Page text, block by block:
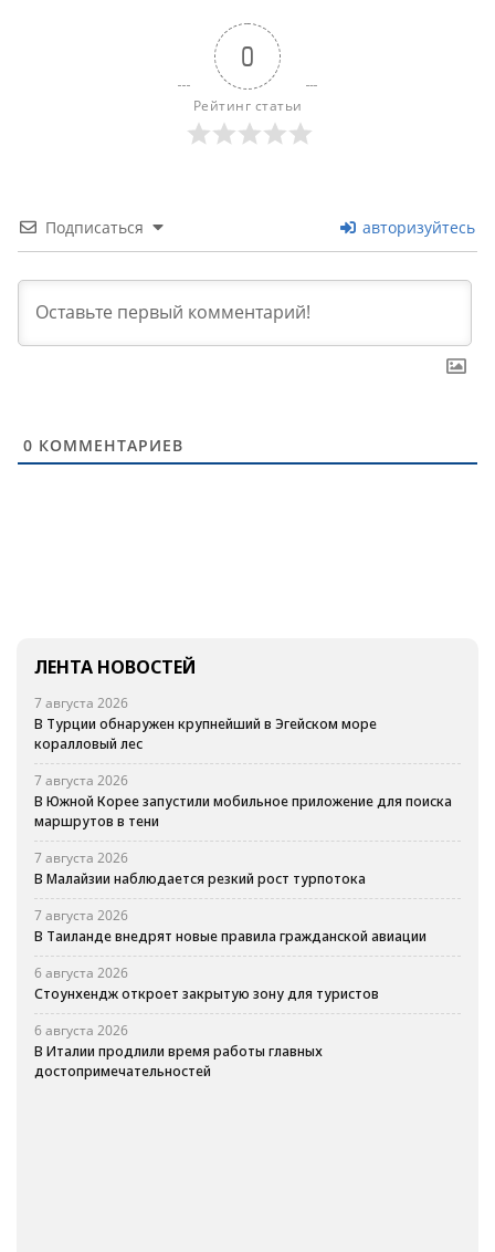
0
Рейтинг статьи
Подписаться авторизуйтесь
0 КОММЕНТАРИЕВ
ЛЕНТА НОВОСТЕЙ
7 августа 2026
В Турции обнаружен крупнейший в Эгейском море
коралловый лес
7 августа 2026
В Южной Корее запустили мобильное приложение для поиска
маршрутов в тени
7 августа 2026
В Малайзии наблюдается резкий рост турпотока
7 августа 2026
В Таиланде внедрят новые правила гражданской авиации
6 августа 2026
Стоунхендж откроет закрытую зону для туристов
6 августа 2026
В Италии продлили время работы главных
достопримечательностей